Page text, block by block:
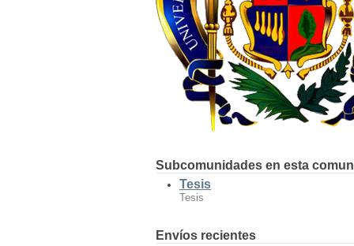
Subcomunidades en esta
Tesis
Tesis
Envíos recientes